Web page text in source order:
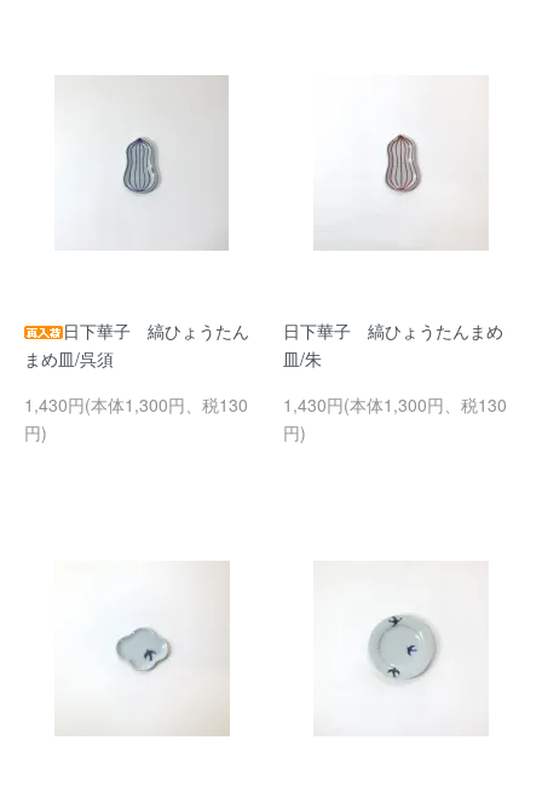
日下華子 縞ひょうたん
まめ皿/呉須
1,430円(本体1,300円、税130
円)
日下華子 縞ひょうたんまめ
皿/朱
1,430円(本体1,300円、税130
円)